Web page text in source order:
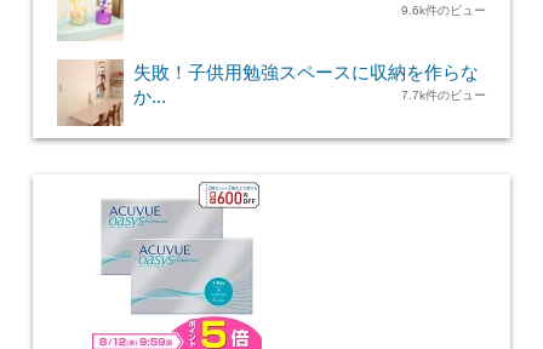
9.6k件のビュー
失敗！子供用勉強スペースに収納を作らな
か...
7.7k件のビュー